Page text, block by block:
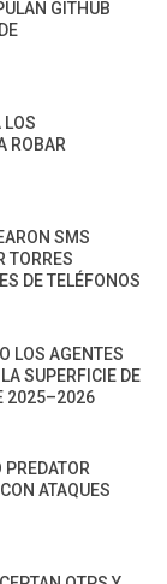
GITHUB
LOS
ROBAR
SMS
TORRES
DE TELÉFONOS
LOS AGENTES
SUPERFICIE DE
2025–2026
ATAQUES